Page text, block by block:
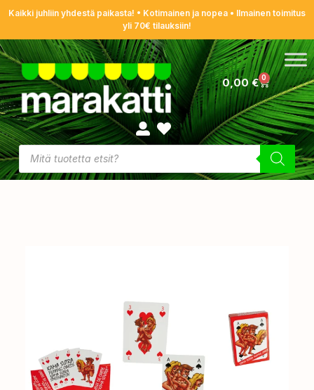
Kaikki juhliin yhdestä paikasta! • Kotimainen ja nopea • Ilmainen toimitus
yli 70€ tilauksiin!
0,00€ 0